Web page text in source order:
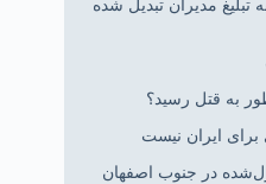
مدیران تبدیل شده
به قتل رسید؟
ایران نیست
در جنوب اصفهان